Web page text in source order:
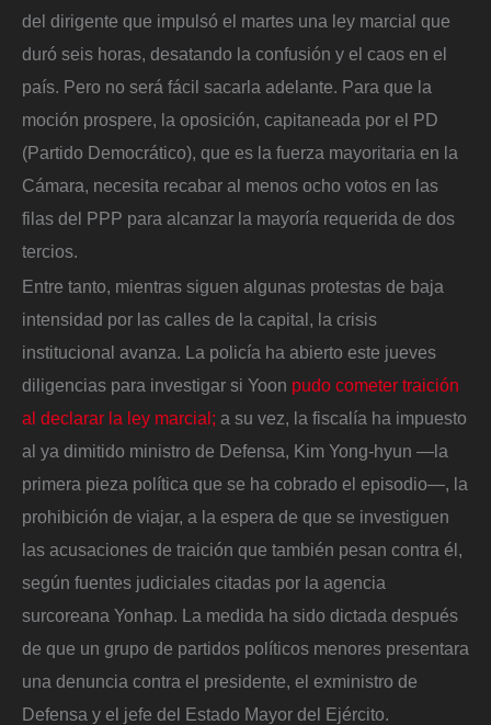
del dirigente que impulsó el martes una ley marcial que
duró seis horas, desatando la confusión y el caos en el
país. Pero no será fácil sacarla adelante. Para que la
moción prospere, la oposición, capitaneada por el PD
(Partido Democrático), que es la fuerza mayoritaria en la
Cámara, necesita recabar al menos ocho votos en las
filas del PPP para alcanzar la mayoría requerida de dos
tercios.
Entre tanto, mientras siguen algunas protestas de baja
intensidad por las calles de la capital, la crisis
institucional avanza. La policía ha abierto este jueves
diligencias para investigar si Yoon pudo cometer traición
al declarar la ley marcial; a su vez, la fiscalía ha impuesto
al ya dimitido ministro de Defensa, Kim Yong-hyun —la
primera pieza política que se ha cobrado el episodio—, la
prohibición de viajar, a la espera de que se investiguen
las acusaciones de traición que también pesan contra él,
según fuentes judiciales citadas por la agencia
surcoreana Yonhap. La medida ha sido dictada después
de que un grupo de partidos políticos menores presentara
una denuncia contra el presidente, el exministro de
Defensa y el jefe del Estado Mayor del Ejército.